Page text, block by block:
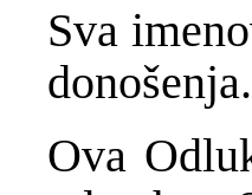
Sva
donošenja.
Ova